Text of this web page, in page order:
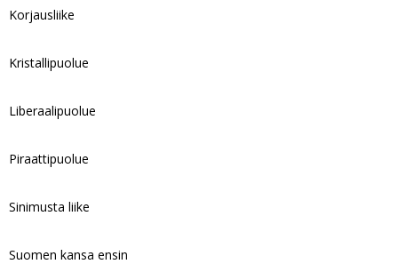
Korjausliike
Kristallipuolue
Liberaalipuolue
Piraattipuolue
Sinimusta liike
Suomen kansa ensin